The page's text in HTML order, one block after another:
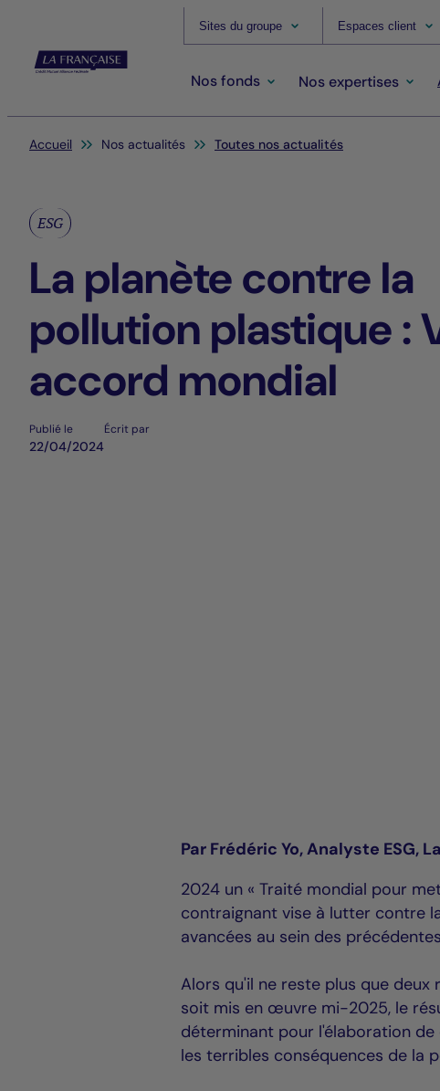
Sites du groupe Espaces client
Nos fonds Nos expertises
Vous êtes ici:
Accueil Nos actualités Toutes nos actualités
ESG
La planète contre la
pollution plastique :
accord mondial
Publié le
22/04/2024
Écrit par
Par Frédéric Yo, Analyste ESG,
2024 un « Traité mondial pour
contraignant vise à lutter contre
avancées au sein des
Alors qu'il ne reste plus que
soit mis en œuvre mi-2025, le
déterminant pour l'élaboration
les terribles conséquences de la